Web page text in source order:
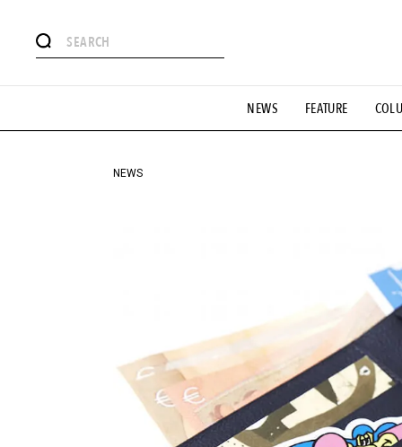
NEWS FEATURE
#憧れの逸品 #ESSENTIAL
#GH 銘品の所以 #フイナムのYouTube #Commune H
#HANDSOME HANDBOOK
NEWS